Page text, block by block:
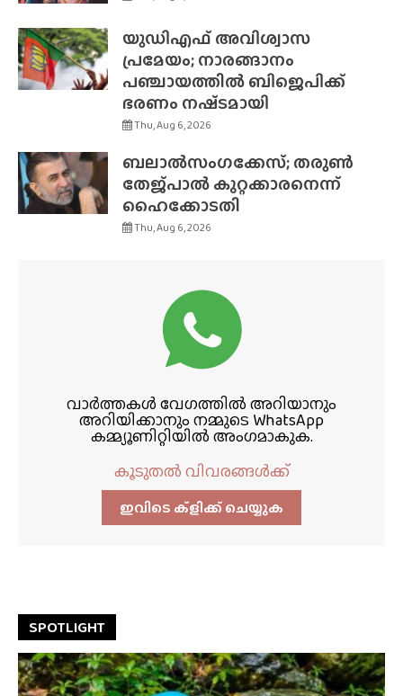
യുഡിഎഫ് അവിശ്വാസ
പ്രമേയം; നാരങ്ങാനം
പഞ്ചായത്തിൽ ബിജെപിക്ക്
ഭരണം നഷ്‌ടമായി
Thu, Aug 6, 2026
ബലാൽസംഗക്കേസ്; തരുൺ
തേജ്‌പാൽ കുറ്റക്കാരനെന്ന്
ഹൈക്കോടതി
Thu, Aug 6, 2026
വാർത്തകൾ വേഗത്തിൽ അറിയാനും
അറിയിക്കാനും നമ്മുടെ WhatsApp
കമ്മ്യൂണിറ്റിയിൽ അംഗമാകുക.
കൂടുതൽ വിവരങ്ങൾക്ക്
ഇവിടെ ക്ളിക്ക്‌ ചെയ്യുക
SPOTLIGHT